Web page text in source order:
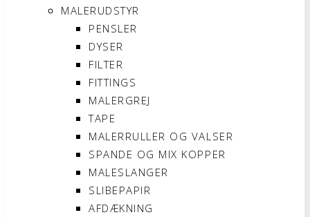
MALERUDSTYR
PENSLER
DYSER
FILTER
FITTINGS
MALERGREJ
TAPE
MALERRULLER OG VALSER
SPANDE OG MIX KOPPER
MALESLANGER
SLIBEPAPIR
AFDÆKNING